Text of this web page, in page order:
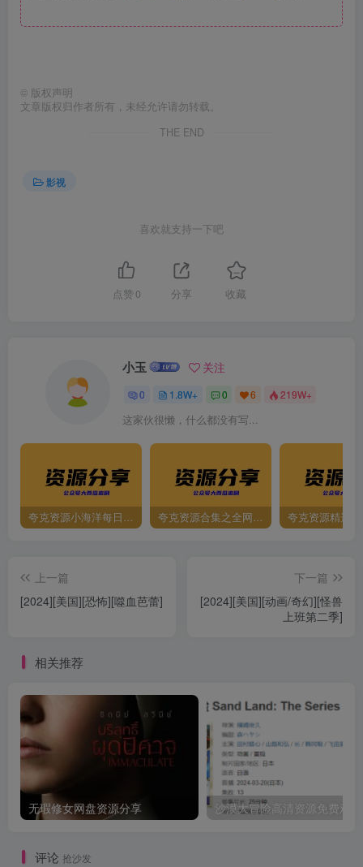
© 版权声明
文章版权归作者所有，未经允许请勿转载。
THE END
影视
喜欢就支持一下吧
点赞 0 分享 收藏
小玉 关注
0 1.8W+ 0 6 219W+
这家伙很懒，什么都没有写...
夸克资源小海洋每日更新资源大汇总（持续更新） 夸克资源合集之全网影视 夸克资源精选
上一篇
[2024][美国][恐怖][噬血芭蕾]
下一篇
[2024][美国][动画/奇幻][怪兽
上班第二季]
相关推荐
无瑕修女网盘资源分享
评论 抢沙发